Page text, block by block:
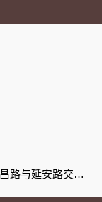
详细地址：河南省许昌市经济技术开发区瑞昌路与延安路交叉口向西200米路北008号许昌泷阳实业有限公司院内南侧厂房西部1栋101室